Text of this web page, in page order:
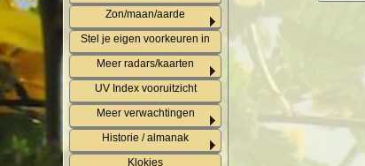
Zon/maan/aarde
Stel je eigen voorkeuren in
Meer radars/kaarten
UV Index vooruitzicht
Meer verwachtingen
Historie / almanak
Klokjes